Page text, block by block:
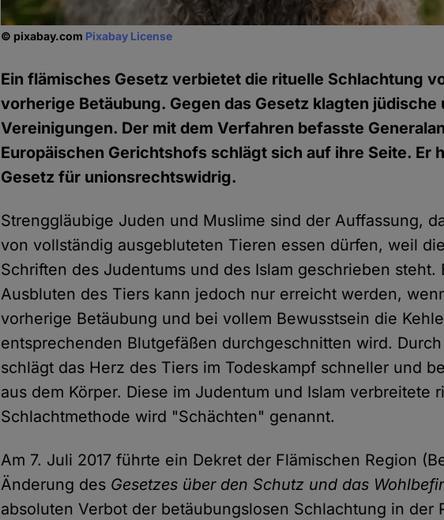
© pixabay.com Pixabay License
Ein flämisches Gesetz verbietet die rituelle Schlachtung
vorherige Betäubung. Gegen das Gesetz klagten jüdische
Vereinigungen. Der mit dem Verfahren befasste
Europäischen Gerichtshofs schlägt sich auf ihre Seite. Er
Gesetz für unionsrechtswidrig.
Strenggläubige Juden und Muslime sind der Auffassung,
von vollständig ausgebluteten Tieren essen dürfen, weil
Schriften des Judentums und des Islam geschrieben steht.
Ausbluten des Tiers kann jedoch nur erreicht werden,
vorherige Betäubung und bei vollem Bewusstsein die
entsprechenden Blutgefäßen durchgeschnitten wird.
schlägt das Herz des Tiers im Todeskampf schneller und
aus dem Körper. Diese im Judentum und Islam verbreitete
Schlachtmethode wird "Schächten" genannt.
Am 7. Juli 2017 führte ein Dekret der Flämischen Region
Änderung des Gesetzes über den Schutz und das
absoluten Verbot der betäubungslosen Schlachtung in der